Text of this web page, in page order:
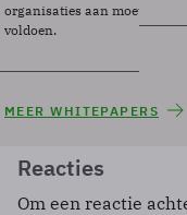
organisaties aan moeten
voldoen.
MEER WHITEPAPERS
Reacties
Om een reactie